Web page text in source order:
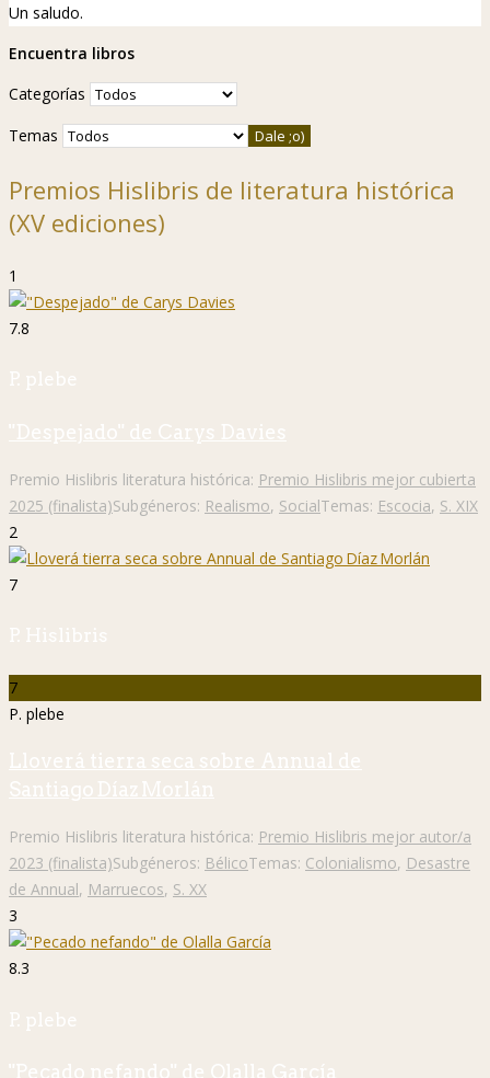
Un saludo.
Encuentra libros
Categorías
Temas
Premios Hislibris de literatura histórica
(XV ediciones)
1
7.8
P. plebe
"Despejado" de Carys Davies
Premio Hislibris literatura histórica: Premio Hislibris mejor cubierta
2025 (finalista)Subgéneros: Realismo, SocialTemas: Escocia, S. XIX
2
7
P. Hislibris
7
P. plebe
Lloverá tierra seca sobre Annual de
Santiago Díaz Morlán
Premio Hislibris literatura histórica: Premio Hislibris mejor autor/a
2023 (finalista)Subgéneros: BélicoTemas: Colonialismo, Desastre
de Annual, Marruecos, S. XX
3
8.3
P. plebe
"Pecado nefando" de Olalla García